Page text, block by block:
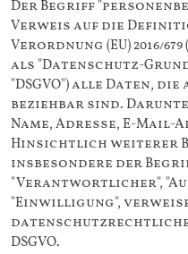
Der Begriff
Verweis auf die
Verordnung (EU) 2016/
als "Datenschutz-
"DSGVO") alle Daten,
beziehbar sind.
Name, Adresse, E-
Hinsichtlich weiterer
insbesondere der
"Verantwortlicher",
"Einwilligung",
DSGVO.